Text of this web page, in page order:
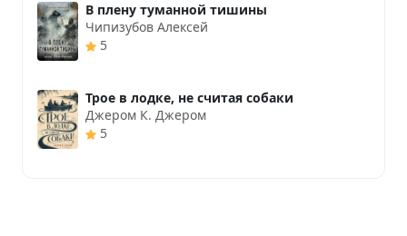
В плену туманной тишины
Чипизубов Алексей
5
Трое в лодке, не считая собаки
Джером К. Джером
5